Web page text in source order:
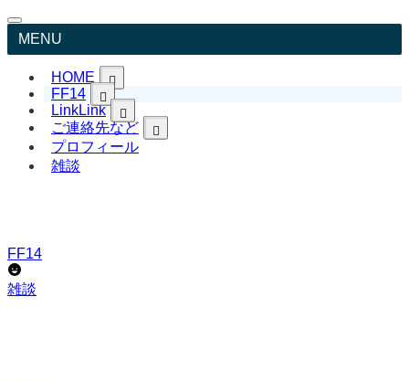
MENU
HOME
FF14
LinkLink
ご連絡先など
プロフィール
雑談
FF14
雑談